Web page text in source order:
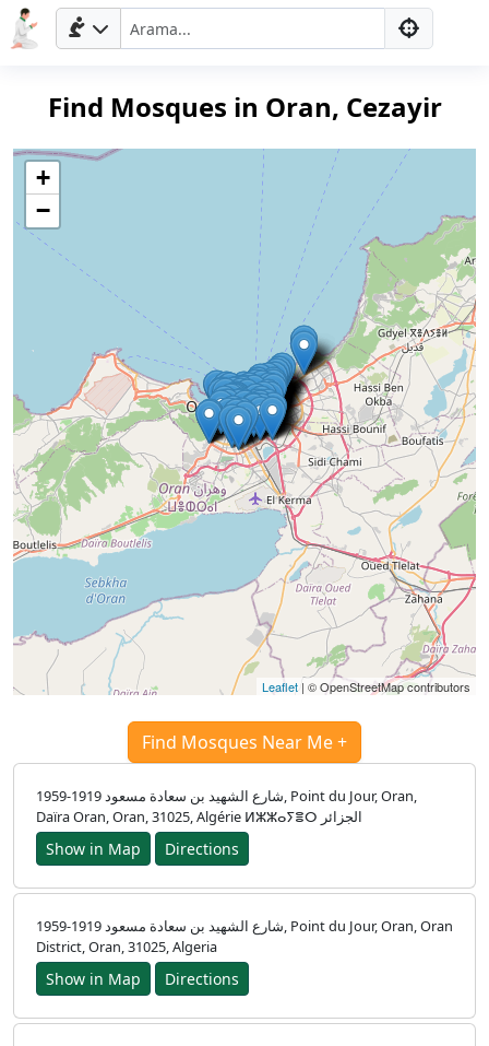
Find Mosques in Oran, Cezayir
+
−
Leaflet | © OpenStreetMap contributors
Find Mosques Near Me +
شارع الشهيد بن سعادة مسعود 1919-1959, Point du Jour, Oran,
Daïra Oran, Oran, 31025, Algérie ⵍⵣⵣⴰⵢⴻⵔ الجزائر
Show in Map Directions
شارع الشهيد بن سعادة مسعود 1919-1959, Point du Jour, Oran, Oran
District, Oran, 31025, Algeria
Show in Map Directions